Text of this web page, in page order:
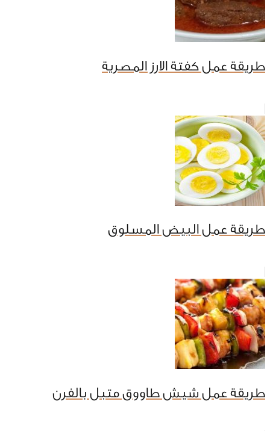
طريقة عمل كفتة الارز المصرية
طريقة عمل البيض المسلوق
طريقة عمل شيش طاووق متبل بالفرن